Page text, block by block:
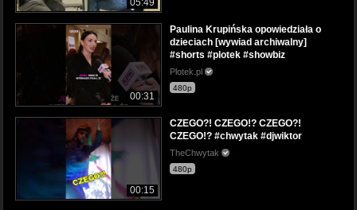
00:31
Paulina Krupińska opowiedziała o
dzieciach [wywiad archiwalny]
#shorts #plotek #showbiz
Plotek.pl
480p
00:15
CZEGO?! CZEGO!? CZEGO?!
CZEGO!? #chwytak #djwiktor
TheChwytak
480p